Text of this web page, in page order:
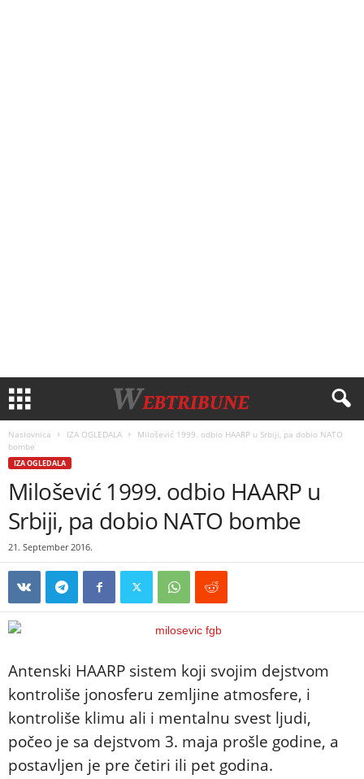
Naslovnica IZA OGLEDALA
Milošević 1999. odbio HAARP u Srbiji, pa dobio NATO
bombe
IZA OGLEDALA
Milošević 1999. odbio HAARP u
Srbiji, pa dobio NATO bombe
21. September 2016.
Antenski HAARP sistem koji svojim dejstvom
kontroliše jonosferu zemljine atmosfere, i
kontroliše klimu ali i mentalnu svest ljudi,
počeo je sa dejstvom 3. maja prošle godine, a
postavljen je pre četiri ili pet godina.